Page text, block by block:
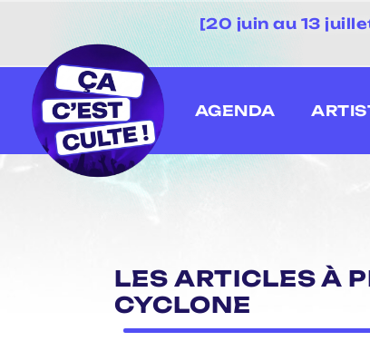
[20 juin au 13
AGENDA
LES ARTICLES À
CYCLONE